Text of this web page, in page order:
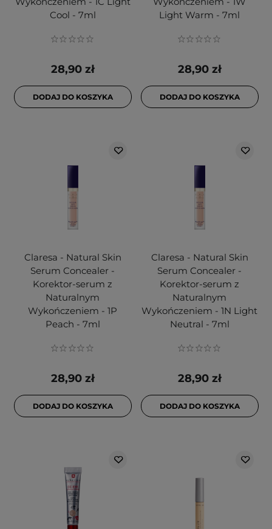
Cool - 7ml
28,90 zł
DODAJ DO KOSZYKA
Light Warm - 7ml
28,90 zł
DODAJ DO KOSZYKA
Claresa - Natural Skin
Serum Concealer -
Korektor-serum z
Naturalnym
Wykończeniem - 1P
Peach - 7ml
28,90 zł
DODAJ DO KOSZYKA
Claresa - Natural Skin
Serum Concealer -
Korektor-serum z
Naturalnym
Wykończeniem - 1N Light
Neutral - 7ml
28,90 zł
DODAJ DO KOSZYKA